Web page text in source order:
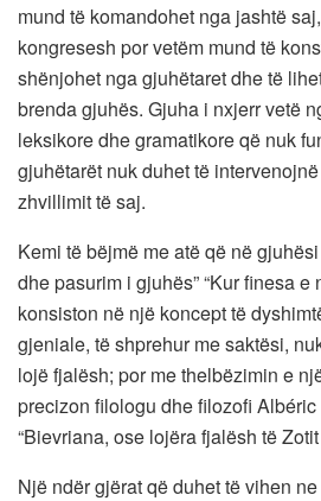
mund të komandohet nga jashtë
kongresesh por vetëm mund të
shënjohet nga gjuhëtaret dhe të
brenda gjuhës. Gjuha i nxjerr vetë
leksikore dhe gramatikore që nuk
gjuhëtarët nuk duhet të
zhvillimit të saj.
Kemi të bëjmë me atë që në
dhe pasurim i gjuhës” “Kur finesa
konsiston në një koncept të
gjeniale, të shprehur me saktësi,
lojë fjalësh; por me thelbëzimin e
precizon filologu dhe filozofi
“Bievriana, ose lojëra fjalësh të Zotit
Një ndër gjërat që duhet të vihen